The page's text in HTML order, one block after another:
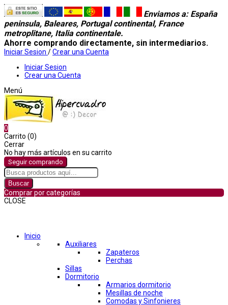
Enviamos a: España
peninsula, Baleares, Portugal continental, France
metroplitane, Italia continentale.
Ahorre comprando directamente, sin intermediarios.
Iniciar Sesion /Crear una Cuenta
Iniciar Sesion
Crear una Cuenta
Menú
0
Carrito (0)
Cerrar
No hay más artículos en su carrito
Seguir comprando
Buscar
Comprar por categorías
CLOSE
Inicio
Auxiliares
Zapateros
Perchas
Sillas
Dormitorio
Armarios dormitorio
Mesillas de noche
Comodas y Sinfonieres